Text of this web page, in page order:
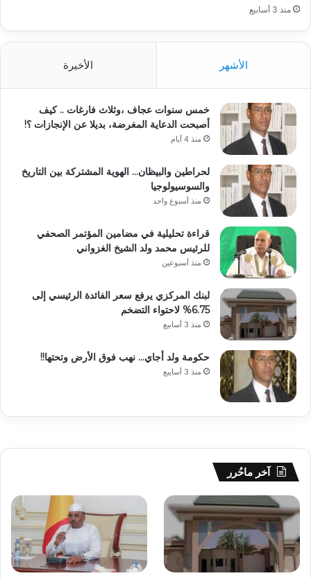
منذ 3 أسابيع
الأشهر الأخيرة
خمس سنوات عجاف ،وثلاث فارغات .. كيف
أصبحت الدعاية المغرضة، بديلا عن الإنجازات ؟!
منذ 4 أيام
لحراطين والبيظان… الهوية المشتركة بين التاريخ
والسوسيولوجيا
منذ أسبوع واحد
قراءة تحليلية في مضامين المؤتمر الصحفي
للرئيس محمد ولد الشيخ الغزواني
منذ أسبوعين
لبنك المركزي يرفع سعر الفائدة الرئيسي إلى
6.75% لاحتواء التضخم
منذ 3 أسابيع
حكومة ولد أجاي… نهب فوق الأرض وتحتها!!
منذ 3 أسابيع
آخر ماحُرر